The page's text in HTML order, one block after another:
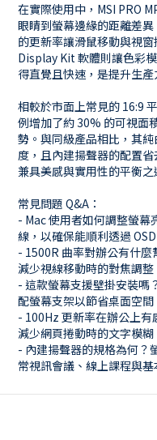
在實際使用中，MSI PRO
眼睛到螢幕邊緣的距離差
的更新率讓滑鼠移動與視
Display Kit 軟體則讓色彩
得直覺且快速，是提升生產
相較於市面上常見的 16:9
例增加了約 30% 的可視面
勢。與同級產品相比，其
度，且內建揚聲器的配置
兼具美感與實用性的平衡之
常見問題 Q&A：
- Mac 使用者如何調整螢幕
線，以確保能順利透過
- 1500R 曲率對辦公有什
減少視線移動時的對焦調整
- 這款螢幕支援壁掛安裝嗎
配螢幕支架以節省桌面空間
- 100Hz 更新率在辦公上
減少網頁捲動時的文字模
- 內建揚聲器的規格為何？
常視訊會議、線上課程與基